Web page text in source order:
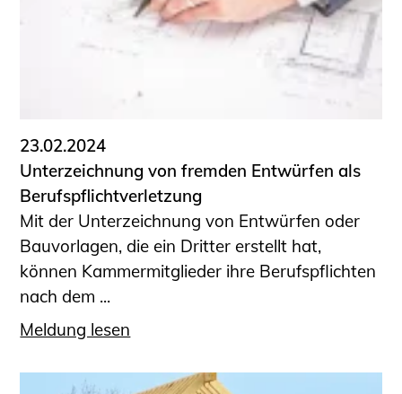
23.02.2024
Unterzeichnung von fremden Entwürfen als
Berufspflichtverletzung
Mit der Unterzeichnung von Entwürfen oder
Bauvorlagen, die ein Dritter erstellt hat,
können Kammermitglieder ihre Berufspflichten
nach dem ...
Meldung lesen